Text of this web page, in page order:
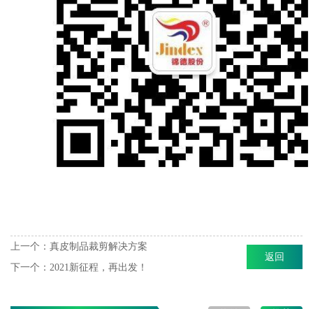
上一个： 真皮制品裁剪解决方案
下一个： 2021新征程，再出发！
返回